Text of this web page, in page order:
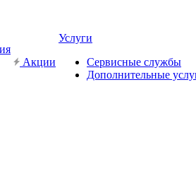
Акции
Услуги
Сервисные службы
Дополнительные